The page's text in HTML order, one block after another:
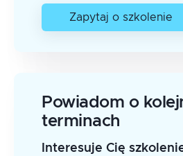
Zapytaj o szkolenie
Powiadom o
terminach
Interesuje Cię